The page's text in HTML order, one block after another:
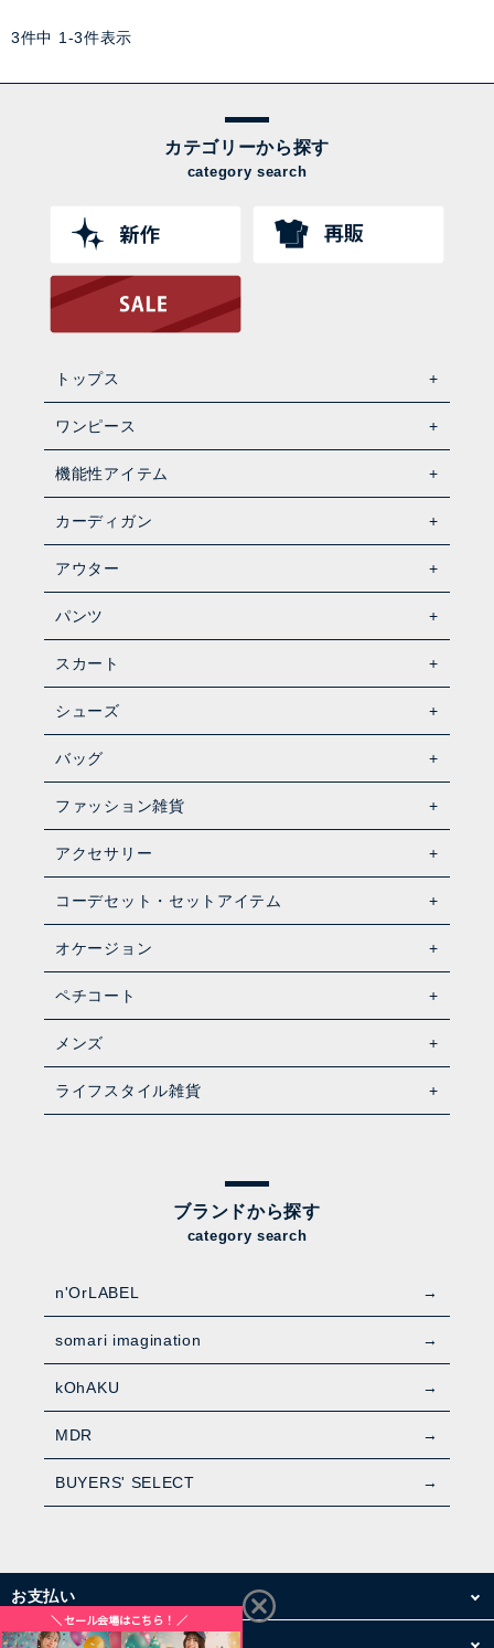
3件中 1 -3件表示
カテゴリーから探す
category search
トップス
ワンピース
機能性アイテム
カーディガン
アウター
パンツ
スカート
シューズ
バッグ
ファッション雑貨
アクセサリー
コーデセット・セットアイテム
オケージョン
ペチコート
メンズ
ライフスタイル雑貨
ブランドから探す
category search
n'OrLABEL
somari imagination
kOhAKU
MDR
BUYERS' SELECT
お支払い
配送・送料